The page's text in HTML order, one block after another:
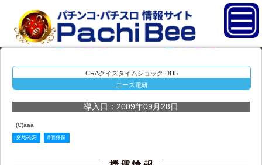
CRAクイズタイムショック DH5
エース電研
導入日：2009年09月28日
(C)aaa
突然確変 8個保留